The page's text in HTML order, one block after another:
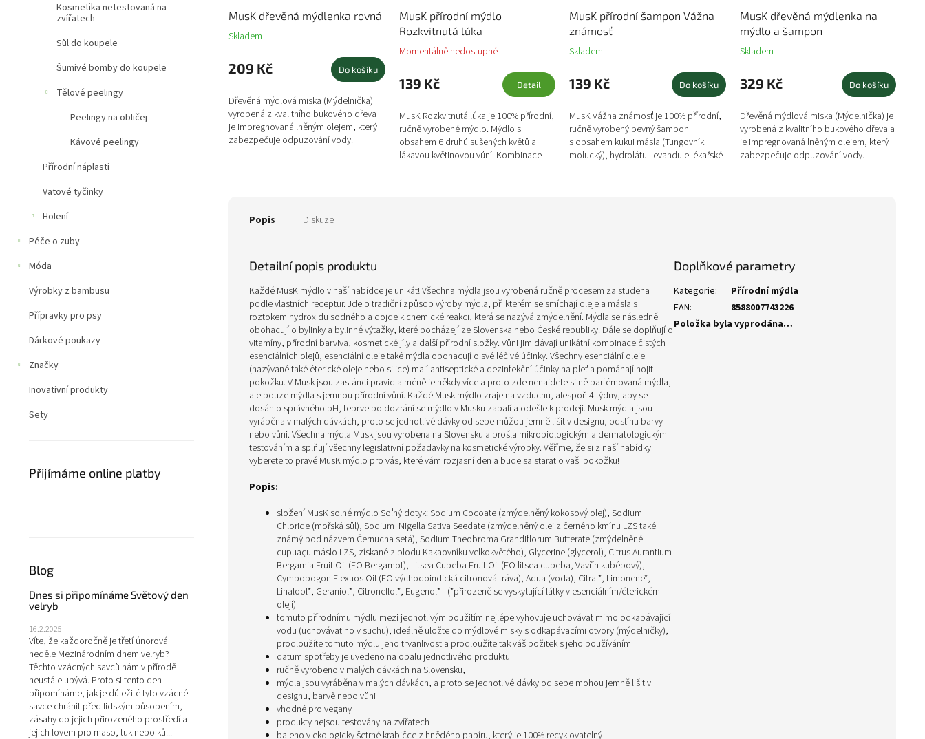
Kosmetika netestovaná na
zvířatech
Sůl do koupele
Šumivé bomby do koupele
Tělové peelingy
Peelingy na obličej
Kávové peelingy
Přírodní náplasti
Vatové tyčinky
Holení
Péče o zuby
Móda
Výrobky z bambusu
Přípravky pro psy
Dárkové poukazy
Značky
Inovativní produkty
Sety
Přijímáme online platby
Blog
Dnes si připomínáme Světový den
velryb
16.2.2025
Víte, že každoročně je třetí únorová
neděle Mezinárodním dnem velryb?
Těchto vzácných savců nám v přírodě
neustále ubývá. Proto si tento den
připomínáme, jak je důležité tyto vzácné
savce chránit před lidským působením,
zásahy do jejich přirozeného prostředí a
jejich lovem pro maso, tuk nebo ků...
MusK dřevěná mýdlenka rovná
Skladem
209 Kč Do košíku
Dřevěná mýdlová miska (Mýdelnička)
vyrobená z kvalitního bukového dřeva
je impregnovaná lněným olejem, který
zabezpečuje odpuzování vody.
MusK přírodní mýdlo
Rozkvitnutá lúka
Momentálně nedostupné
139 Kč Detail
MusK Rozkvitnutá lúka je 100% přírodní,
ručně vyrobené mýdlo. Mýdlo s
obsahem 6 druhů sušených květů a
lákavou květinovou vůní. Kombinace
MusK přírodní šampon Vážna
známosť
Skladem
139 Kč Do košíku
MusK Vážna známosť je 100% přírodní,
ručně vyrobený pevný šampon
s obsahem kukui másla (Tungovník
molucký), hydrolátu Levandule lékařské
MusK dřevěná mýdlenka na
mýdlo a šampon
Skladem
329 Kč Do košíku
Dřevěná mýdlová miska (Mýdelnička) je
vyrobená z kvalitního bukového dřeva a
je impregnovaná lněným olejem, který
zabezpečuje odpuzování vody.
Popis Diskuze
Detailní popis produktu
Každé MusK mýdlo v naší nabídce je unikát! Všechna mýdla jsou vyrobená ručně procesem za studena
podle vlastních receptur. Jde o tradiční způsob výroby mýdla, při kterém se smíchají oleje a másla s
roztokem hydroxidu sodného a dojde k chemické reakci, která se nazývá zmýdelnění. Mýdla se následně
obohacují o bylinky a bylinné výtažky, které pocházejí ze Slovenska nebo České republiky. Dále se doplňují o
vitamíny, přírodní barviva, kosmetické jíly a další přírodní složky. Vůni jim dávají unikátní kombinace čistých
esenciálních olejů, esenciální oleje také mýdla obohacují o své léčivé účinky. Všechny esenciální oleje
(nazývané také éterické oleje nebo silice) mají antiseptické a dezinfekční účinky na pleť a pomáhají hojit
pokožku. V Musk jsou zastánci pravidla méně je někdy více a proto zde nenajdete silně parfémovaná mýdla,
ale pouze mýdla s jemnou přírodní vůní. Každé Musk mýdlo zraje na vzduchu, alespoň 4 týdny, aby se
dosáhlo správného pH, teprve po dozrání se mýdlo v Musku zabalí a odešle k prodeji. Musk mýdla jsou
vyráběna v malých dávkách, proto se jednotlivé dávky od sebe můžou jemně lišit v designu, odstínu barvy
nebo vůni. Všechna mýdla Musk jsou vyrobena na Slovensku a prošla mikrobiologickým a dermatologickým
testováním a splňují všechny legislativní požadavky na kosmetické výrobky. Věříme, že si z naší nabídky
vyberete to pravé MusK mýdlo pro vás, které vám rozjasní den a bude sa starat o vaši pokožku!
Popis:
složení MusK solné mýdlo Soľný dotyk: Sodium Cocoate (zmýdelněný kokosový olej), Sodium
Chloride (mořská sůl), Sodium Nigella Sativa Seedate (zmýdelněný olej z černého kmínu LZS také
známý pod názvem Černucha setá), Sodium Theobroma Grandiflorum Butterate (zmýdelněné
cupuaçu máslo LZS, získané z plodu Kakaovníku velkokvětého), Glycerine (glycerol), Citrus Aurantium
Bergamia Fruit Oil (EO Bergamot), Litsea Cubeba Fruit Oil (EO litsea cubeba, Vavřín kubébový),
Cymbopogon Flexuos Oil (EO východoindická citronová tráva), Aqua (voda), Citral*, Limonene*,
Linalool*, Geraniol*, Citronellol*, Eugenol* - (*přirozeně se vyskytující látky v esenciálním/éterickém
oleji)
tomuto přírodnímu mýdlu mezi jednotlivým použitím nejlépe vyhovuje uchovávat mimo odkapávající
vodu (uchovávat ho v suchu), ideálně uložte do mýdlové misky s odkapávacími otvory (mýdelničky),
prodloužíte tomuto mýdlu jeho trvanlivost a prodloužíte tak váš požitek s jeho používáním
datum spotřeby je uvedeno na obalu jednotlivého produktu
ručně vyrobeno v malých dávkách na Slovensku,
mýdla jsou vyráběna v malých dávkách, a proto se jednotlivé dávky od sebe mohou jemně lišit v
designu, barvě nebo vůni
vhodné pro vegany
produkty nejsou testovány na zvířatech
baleno v ekologicky šetrné krabičce z hnědého papíru, který je 100% recyklovatelný
Doplňkové parametry
Kategorie:
Přírodní mýdla
EAN:
8588007743226
Položka byla vyprodána…